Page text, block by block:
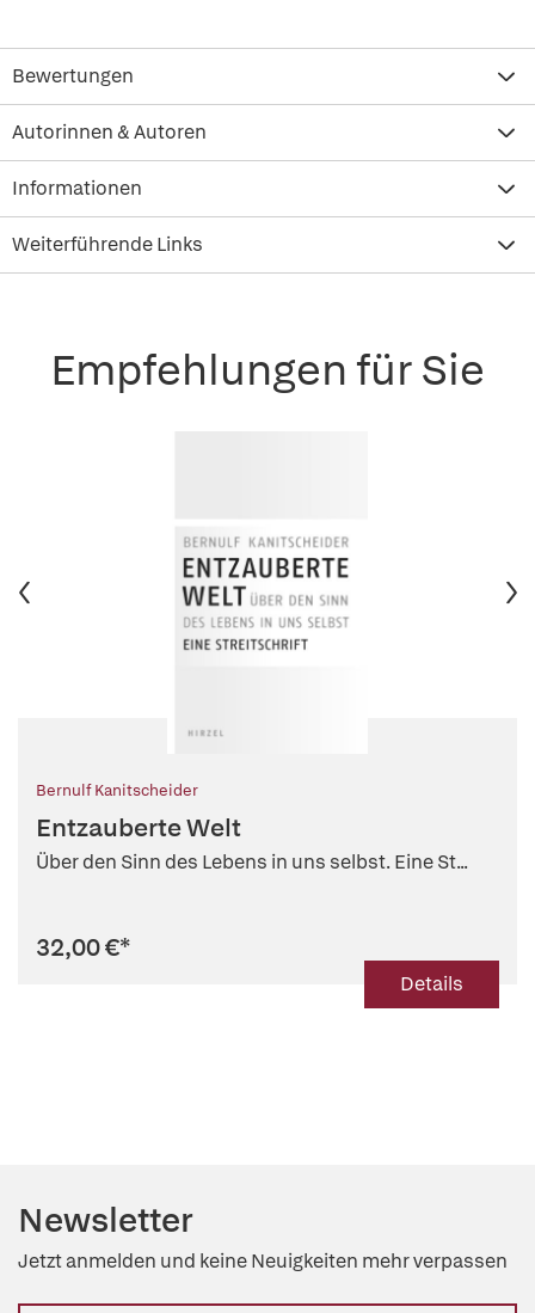
Bewertungen
Autorinnen & Autoren
Informationen
Weiterführende Links
Empfehlungen für Sie
Bernulf Kanitscheider
Entzauberte Welt
Über den Sinn des Lebens in uns selbst. Eine St...
32,00 €*
Details
Newsletter
Jetzt anmelden und keine Neuigkeiten mehr verpassen